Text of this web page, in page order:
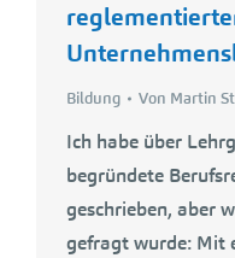
Bildung Von Martin
Ich habe über
begründete
geschrieben, aber
gefragt wurde: Mit